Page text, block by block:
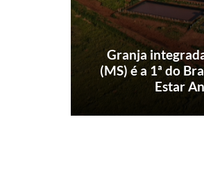
Granja
(MS) é a 1ª do
Estar